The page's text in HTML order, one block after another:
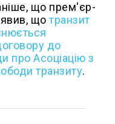
що прем'єр-
щотранзит
до
про Асоціацію з
транзиту.